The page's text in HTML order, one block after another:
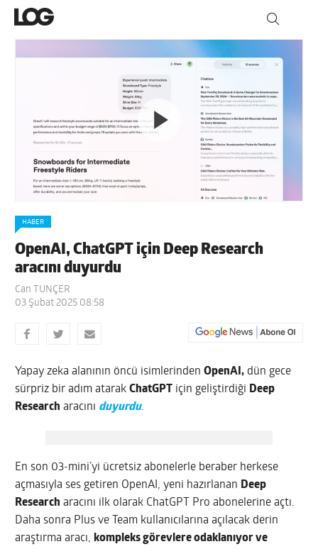
HABER
OpenAI, ChatGPT için Deep Research
aracını duyurdu
Can TUNÇER
03 Şubat 2025 08:58
Yapay zeka alanının öncü isimlerindenOpenAI, dün gece
sürpriz bir adım atarakChatGPT için geliştirdiği Deep
Research aracını duyurdu.
En son 03-mini’yi ücretsiz abonelerle beraber herkese
açmasıyla ses getiren OpenAI, yeni hazırlanan Deep
Research aracını ilk olarak ChatGPT Pro abonelerine açtı.
Daha sonra Plus ve Team kullanıcılarına açılacak derin
araştırma aracı, kompleks görevlere odaklanıyor ve